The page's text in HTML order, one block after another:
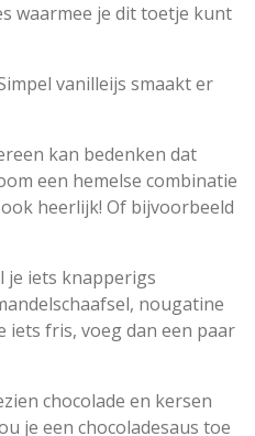
waarmee je dit toetje kunt
vanilleijs smaakt er
kan bedenken dat
een hemelse combinatie
heerlijk! Of bijvoorbeeld
je iets knapperigs
nougatine
iets fris, voeg dan een paar
chocolade en kersen
je een chocoladesaus toe